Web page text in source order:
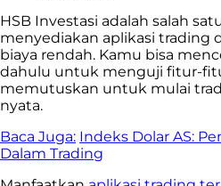
HSB Investasi adalah salah
menyediakan aplikasi trading
biaya rendah. Kamu bisa
dahulu untuk menguji fitur-
memutuskan untuk mulai
nyata.
Baca Juga: Indeks Dolar AS:
Dalam Trading